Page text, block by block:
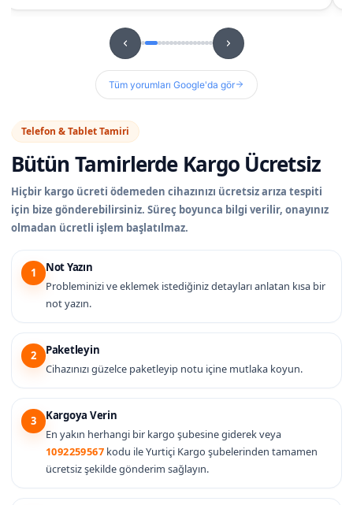
Tüm yorumları Google'da gör
Telefon & Tablet Tamiri
Bütün Tamirlerde Kargo Ücretsiz
Hiçbir kargo ücreti ödemeden cihazınızı ücretsiz arıza tespiti
için bize gönderebilirsiniz. Süreç boyunca bilgi verilir, onayınız
olmadan ücretli işlem başlatılmaz.
1
Not Yazın
Probleminizi ve eklemek istediğiniz detayları anlatan kısa bir
not yazın.
2
Paketleyin
Cihazınızı güzelce paketleyip notu içine mutlaka koyun.
3
Kargoya Verin
En yakın herhangi bir kargo şubesine giderek veya
1092259567 kodu ile Yurtiçi Kargo şubelerinden tamamen
ücretsiz şekilde gönderim sağlayın.